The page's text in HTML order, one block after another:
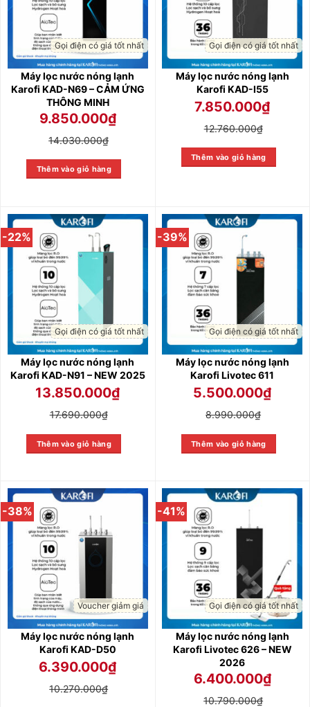
Gọi điện có giá tốt nhất
Máy lọc nước nóng lạnh
Karofi KAD-N69 – CẢM ỨNG
THÔNG MINH
9.850.000₫
14.030.000₫
Thêm vào giỏ hàng
Gọi điện có giá tốt nhất
Máy lọc nước nóng lạnh
Karofi KAD-I55
7.850.000₫
12.760.000₫
Thêm vào giỏ hàng
-22%
Gọi điện có giá tốt nhất
Máy lọc nước nóng lạnh
Karofi KAD-N91 – NEW 2025
13.850.000₫
17.690.000₫
Thêm vào giỏ hàng
-39%
Gọi điện có giá tốt nhất
Máy lọc nước nóng lạnh
Karofi Livotec 611
5.500.000₫
8.990.000₫
Thêm vào giỏ hàng
-38%
Voucher giảm giá
Máy lọc nước nóng lạnh
Karofi KAD-D50
6.390.000₫
10.270.000₫
-41%
Gọi điện có giá tốt nhất
Máy lọc nước nóng lạnh
Karofi Livotec 626 – NEW
2026
6.400.000₫
10.790.000₫